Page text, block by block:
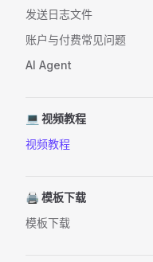
发送日志文件
账户与付费常见问题
AI Agent
💻 视频教程
视频教程
🖨️ 模板下载
模板下载